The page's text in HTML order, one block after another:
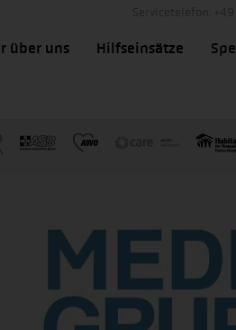
über uns Hilfseinsätze